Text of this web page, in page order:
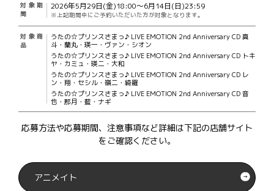
対象期
間
2026年5月29日(金)18:00～6月14日(日)23:59
※上記期間中にご予約いただいた方が対象となります。
対象商
品
うたの☆プリンスさまっ♪ LIVE EMOTION 2nd Anniversary CD 真
斗・蘭丸・瑛一・ヴァン・シオン
うたの☆プリンスさまっ♪ LIVE EMOTION 2nd Anniversary CD トキ
ヤ・カミュ・瑛二・大和
うたの☆プリンスさまっ♪ LIVE EMOTION 2nd Anniversary CD レ
ン・翔・セシル・嶺二・綺羅
うたの☆プリンスさまっ♪ LIVE EMOTION 2nd Anniversary CD 音
也・那月・藍・ナギ
応募方法や応募期間、注意事項など詳細は下記の店舗サイト
をご確認ください。
アニメイト